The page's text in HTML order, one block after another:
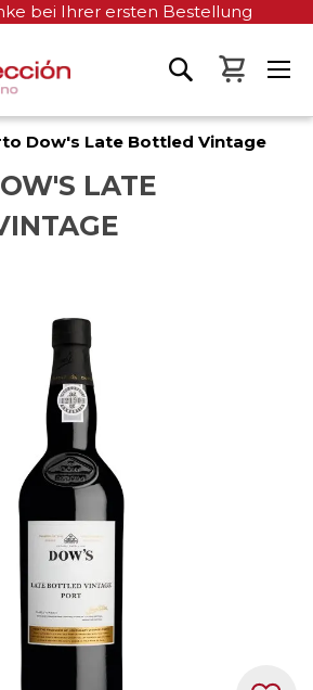
bei Ihrer ersten Bestellung
Mein
Dow's Late Bottled Vintage
LATE